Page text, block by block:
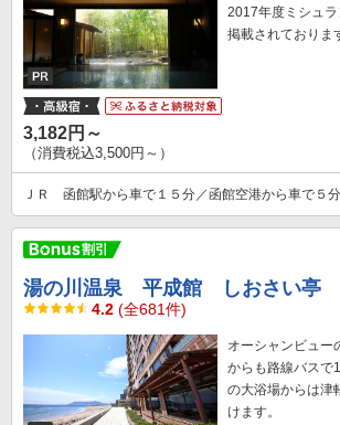
2017年度ミシュ
掲載されておりま
3,182円～
（消費税込3,500円～）
ＪＲ 函館駅から車で１５分／函館空港から車で５分
湯の川温泉 平成館 しおさい亭
4.2 (全681件)
オーシャンビュー
からも路線バスで
の大浴場からは津
けます。